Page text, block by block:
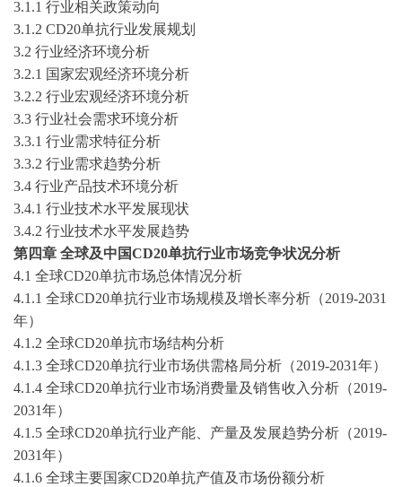
3.1.1 行业相关政策动向
3.1.2 CD20单抗行业发展规划
3.2 行业经济环境分析
3.2.1 国家宏观经济环境分析
3.2.2 行业宏观经济环境分析
3.3 行业社会需求环境分析
3.3.1 行业需求特征分析
3.3.2 行业需求趋势分析
3.4 行业产品技术环境分析
3.4.1 行业技术水平发展现状
3.4.2 行业技术水平发展趋势
第四章 全球及中国CD20单抗行业市场竞争状况分析
4.1 全球CD20单抗市场总体情况分析
4.1.1 全球CD20单抗行业市场规模及增长率分析（2019-2031
年）
4.1.2 全球CD20单抗市场结构分析
4.1.3 全球CD20单抗行业市场供需格局分析 （2019-2031年）
4.1.4 全球CD20单抗行业市场消费量及销售收入分析（2019-
2031年）
4.1.5 全球CD20单抗行业产能、产量及发展趋势分析（2019-
2031年）
4.1.6 全球主要国家CD20单抗产值及市场份额分析